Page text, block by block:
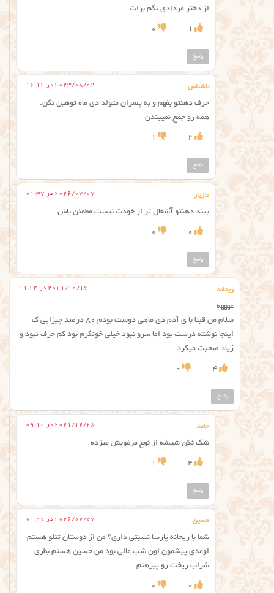
از دختر مردادی نگم برات
1
0
پاسخ
ناشناس 2023/08/02 در 16:12
حرف دهنتو بفهم و به پسران متولد دی ماه توهین نکن.
همه رو جمع نمیبندن
2
1
پاسخ
مازیار 2026/07/07 در 01:37
ببند دهنتو آشغال تر از خودت نیست مطمئن باش
0
0
پاسخ
ریحانه 2021/10/16 در 11:24
عهه‍هه
سلام من قبلا با ی آدم دی ماهی دوست بودم ۸۰ درصد چیزایی ک
اینجا نوشته درست بود اما سرو نبود خیلی خونگرم بود کم حرف نبود و
زیاد صحبت میکرد
4
0
پاسخ
حامد 2021/12/28 در 09:10
شک نکن شیشه از نوع مرغوبش میزده
4
1
پاسخ
حسین 2026/07/07 در 01:40
شما با ریحانه پارسا نسبتی داری؟ من از دوستان تتلو هستم
اومدی پیشمون اون شب عالی بود من حسین هستم بطری
شراب ریخت رو پیرهنم
0
0